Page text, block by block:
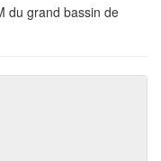
du grand bassin de